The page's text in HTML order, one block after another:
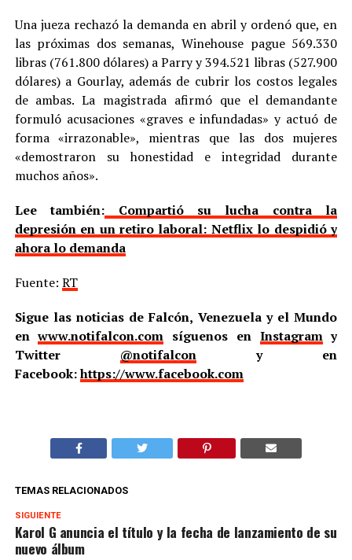
Una jueza rechazó la demanda en abril y ordenó que, en
las próximas dos semanas, Winehouse pague 569.330
libras (761.800 dólares) a Parry y 394.521 libras (527.900
dólares) a Gourlay, además de cubrir los costos legales
de ambas. La magistrada afirmó que el demandante
formuló acusaciones «graves e infundadas» y actuó de
forma «irrazonable», mientras que las dos mujeres
«demostraron su honestidad e integridad durante
muchos años».
Lee también: Compartió su lucha contra la
depresión en un retiro laboral: Netflix lo despidió y
ahora lo demanda
Fuente: RT
Sigue las noticias de Falcón, Venezuela y el Mundo
enwww.notifalcon.com síguenos en Instagramy
Twitter @notifalcony en
Facebook:https://www.facebook.com
TEMAS RELACIONADOS
SIGUIENTE
Karol G anuncia el título y la fecha de lanzamiento de su
nuevo álbum